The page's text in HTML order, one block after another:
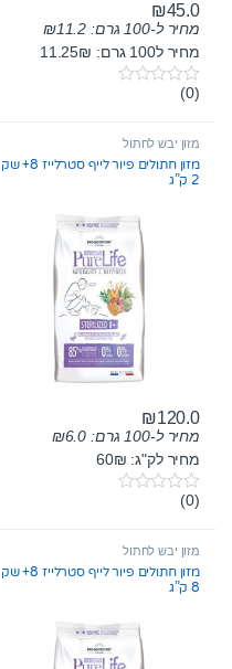
₪45.0
מחיר ל-100 גרם: ₪11.2
מחיר ל100 גרם: 11.25₪
0
t
o
f
5
(0)
מזון יבש לחתול
מזון חתולים פיור לייף סטרלייז 8+ שק
2 ק”ג
₪120.0
מחיר ל-100 גרם: ₪6.0
מחיר לק"ג: 60₪
0
t
f
5
(0)
מזון יבש לחתול
מזון חתולים פיור לייף סטרלייז 8+ שק
8 ק”ג